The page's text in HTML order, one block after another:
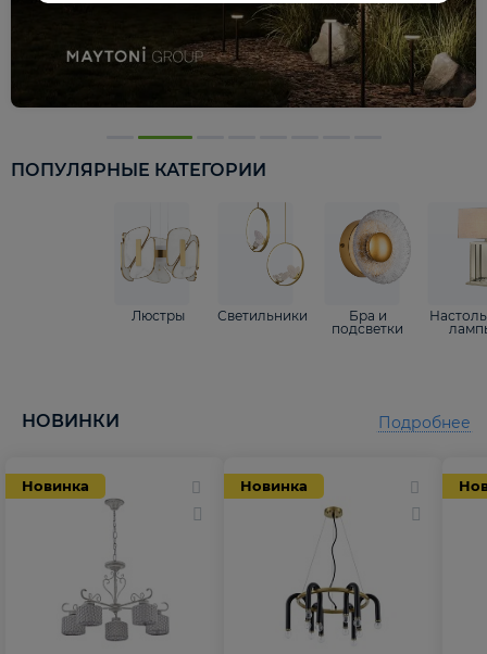
ПОПУЛЯРНЫЕ КАТЕГОРИИ
Люстры Светильники
Бра и
подсветки
НОВИНКИ
Новинка Новинка
Подробнее